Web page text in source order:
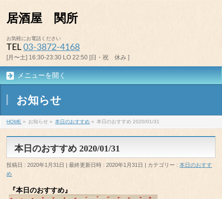
居酒屋 関所
お気軽にお電話ください
TEL03-3872-4168
[月〜土] 16:30-23:30 LO 22:50 [日・祝 休み ]
メニューを開く
お知らせ
HOME » お知らせ » 本日のおすすめ » 本日のおすすめ 2020/01/31
本日のおすすめ 2020/01/31
投稿日 : 2020年1月31日 最終更新日時 : 2020年1月31日 カテゴリー :本日のおすす
め
『本日のおすすめ』